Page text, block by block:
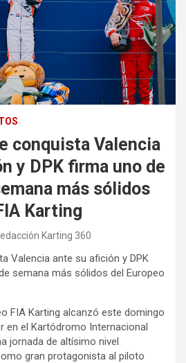
conquista Valencia
y DPK firma uno de
más sólidos
Karting
Karting 360
Valencia ante su afición y DPK
semana más sólidos del Europeo
FIA Karting alcanzó este domingo
en el Kartódromo Internacional
jornada de altísimo nivel
gran protagonista al piloto